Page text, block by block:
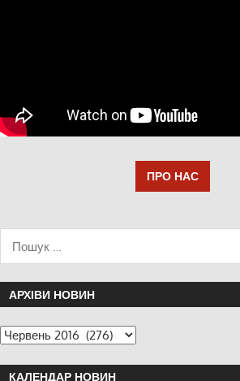
ПРО НАС
АРХІВИ НОВИН
КАЛЕНДАР НОВИН